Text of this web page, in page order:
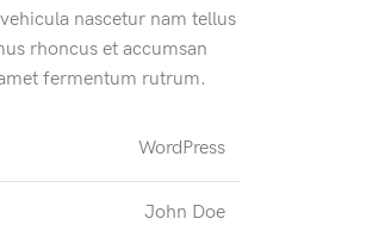
nascetur nam tellus
rhoncus et accumsan
fermentum rutrum.
WordPress
John Doe